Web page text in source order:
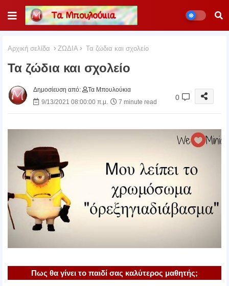
Αρχική σελίδα ΖΩΔΙΑ Τα ζώδια και σχολείο
Τα ζώδια και σχολείο
Δημοσίευση από:
Τα Μπουλούκια
9/13/2021 08:00:00 π.μ.
7 minute read
0
Πως θα γίνει το παιδί σας καλύτερος μαθητής;